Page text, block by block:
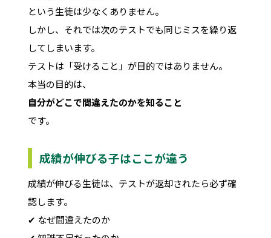
という生徒は少なくありません。
しかし、それでは次のテストでも同じミスを繰り返
してしまいます。
テストは「受けること」が目的ではありません。
本当の目的は、
自分がどこで間違えたのかを知ること
です。
成績が伸びる子はここが違う
成績が伸びる生徒は、テストが返却されたら必ず確
認します。
✔ なぜ間違えたのか